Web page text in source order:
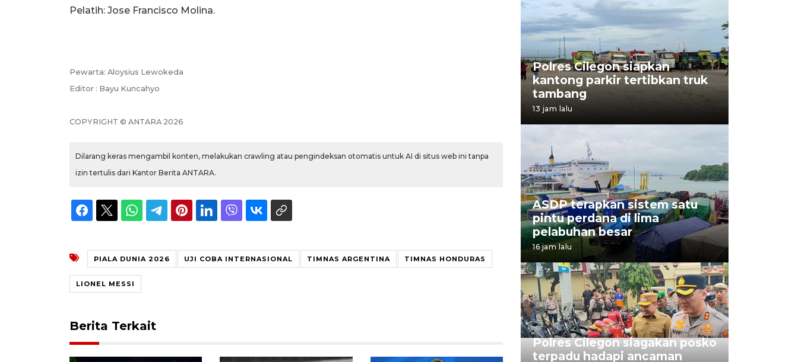
Pelatih: Jose Francisco Molina.
Pewarta: Aloysius Lewokeda
Editor : Bayu Kuncahyo
COPYRIGHT © ANTARA 2026
Dilarang keras mengambil konten, melakukan crawling atau pengindeksan otomatis untuk AI di situs web ini tanpa
izin tertulis dari Kantor Berita ANTARA.
PIALA DUNIA 2026 UJI COBA INTERNASIONAL TIMNAS ARGENTINA TIMNAS HONDURAS
LIONEL MESSI
Berita Terkait
Polres Cilegon siapkan
kantong parkir tertibkan truk
tambang
13 jam lalu
ASDP terapkan sistem satu
pintu perdana di lima
pelabuhan besar
16 jam lalu
Polres Cilegon siagakan posko
terpadu hadapi ancaman